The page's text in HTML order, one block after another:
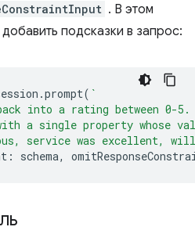
. В этом
подсказки в запрос:
.prompt( `
into a rating between 0-
a single property whose
service was excellent,
: schema,